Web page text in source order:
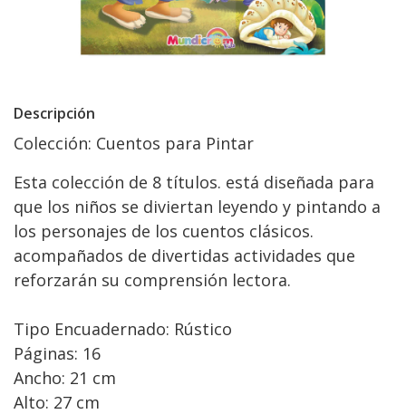
Descripción
Colección: Cuentos para Pintar
Esta colección de 8 títulos. está diseñada para
que los niños se diviertan leyendo y pintando a
los personajes de los cuentos clásicos.
acompañados de divertidas actividades que
reforzarán su comprensión lectora.
Tipo Encuadernado: Rústico
Páginas: 16
Ancho: 21 cm
Alto: 27 cm